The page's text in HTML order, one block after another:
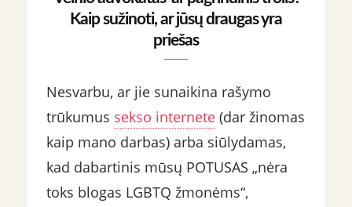
Kaip sužinoti, ar jūsų draugas yra
priešas
Nesvarbu, ar jie sunaikina rašymo
trūkumus sekso internete(dar žinomas
kaip mano darbas) arba siūlydamas,
kad dabartinis mūsų POTUSAS „nėra
toks blogas LGBTQ žmonėms“,